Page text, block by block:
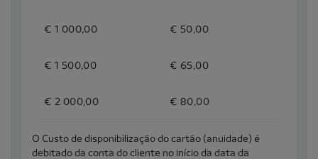
€ 1 000,00 € 50,00
€ 1 500,00 € 65,00
€ 2 000,00 € 80,00
O Custo de disponibilização do cartão (anuidade) é
debitado da conta do cliente no início da data da